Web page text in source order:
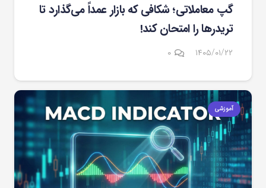
گپ معاملاتی؛ شکافی که بازار عمداً می‌گذارد تا
تریدرها را امتحان کند!
۱۴۰۵/۰۱/۲۲ ۰
آموزشی